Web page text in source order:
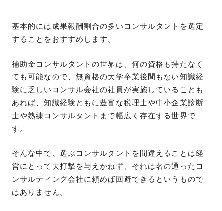
基本的には成果報酬割合の多いコンサルタントを選定
することをおすすめします。
補助金コンサルタントの世界は、何の資格も持たなく
ても可能なので、無資格の大学卒業後間もない知識経
験に乏しいコンサル会社の社員が実施していることも
あれば、知識経験ともに豊富な税理士や中小企業診断
士や熟練コンサルタントまで幅広く存在する世界で
す。
そんな中で、選ぶコンサルタントを間違えることは経
営にとって大打撃を与えかねず、それは名の通ったコ
ンサルティング会社に頼めば回避できるというもので
はありません。